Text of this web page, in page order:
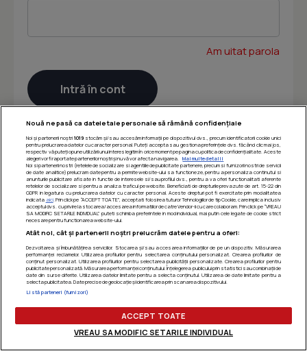
Am uitat parola
Nouă ne pasă ca datele tale personale să rămână confidențiale
Noi și partenerii noștri 1019stocăm și/sau accesăm informații pe dispozitivul dvs., precum identificatorii cookie unici
pentru prelucrarea datelor cu caracter personal. Puteți accepta sau gestiona preferințele dvs. făcând clic mai jos,
respectiv vă puteți opune utilizării unui interes legitim în orice moment pe pagina cu politica de confidențialitate. Aceste
alegeri vor fi raportate partenerilor noștri și nu vă vor afecta navigarea.
Mai multe detalii
Noi si partenerii nostri (retelele de socializare si agentiile de publicitate partenere, precum si furnizorii nostri de servicii
de date analitice) prelucram date pentru a permite website-ului sa functioneze, pentru a personaliza continutul si
anunturile publicitare afisate in functie de interesele si/sau profilul dvs., pentru a va oferi functionalitati aferente
retelelor de socializare si pentru a analiza traficul pe website. Beneficiati de drepturile prevazute de art. 15-22 din
GDPR in legatura cu prelucrarea datelor cu caracter personal. Aceste drepturi pot fi exercitate prin modalitatea
indicata aici. Prin click pe “ACCEPT TOATE”, acceptati folosirea tuturor Tehnologiilor de tip Cookie, care implica inclusiv
acceptul dvs. cu privire la stocarea/accesarea informatiilor de catre Vendor-ii cu care colaboram. Prin click pe “VREAU
SA MODIFIC SETARILE INDIVIDUAL” puteti schimba preferintele in mod individual, mai putin cele legate de cookie strict
necesare pentru functionarea website-ului.
Atât noi, cât și partenerii noștri prelucrăm datele pentru a oferi:
Dezvoltarea și îmbunătățirea serviciilor. Stocarea și/sau accesarea informațiilor de pe un dispozitiv. Măsurarea
performanței reclamelor. Utilizarea profilurilor pentru selectarea conținutului personalizat. Crearea profilurilor de
conținut personalizat. Utilizarea profilurilor pentru selectarea publicității personalizate. Crearea profilurilor pentru
publicitate personalizată. Măsurarea performanței conținutului. Înțelegerea publicului prin statistici sau combinații de
date din surse diferite. Utilizarea datelor limitate pentru a selecta conținutul. Utilizarea de date limitate pentru a
selecta publicitatea. Date precise de geolocație și identificarea prin scanarea dispozitivului.
Listă parteneri (furnizori)
ACCEPT TOATE
VREAU SA MODIFIC SETARILE INDIVIDUAL